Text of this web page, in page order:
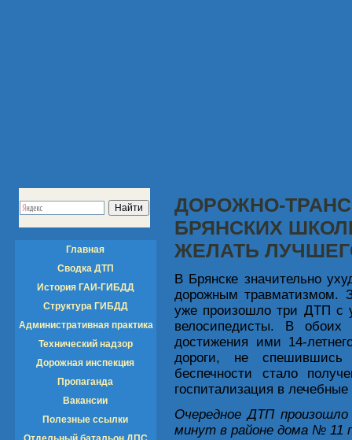
Главная
Сводка ДТП
История ГАИ-ГИБДД
Структура ГИБДД
Административная практика
Технический надзор
Дорожная инспекция
Пропаганда
Вакансии
Полезные ссылки
ДОРОЖНО-
БРЯНСКИХ
ЖЕЛАТЬ
В Брянске значительно
дорожным травматизмом.
уже произошло три ДТП с
велосипедисты. В
достижения ими 14-
дороги, не спешившись
беспечности стало
госпитализация в
Очередное ДТП
минут в районе дома № 11